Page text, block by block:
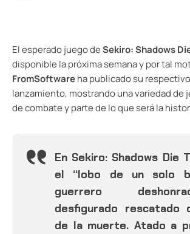
El esperado juego deSekiro: Shadows
disponible la próxima semana y por tal
FromSoftwareha publicado su
lanzamiento, mostrando una variedad de
de combate y parte de lo que será la
En Sekiro: Shadows Die
el “lobo de un solo
guerrero
desfigurado rescatado
de la muerte. Atado a